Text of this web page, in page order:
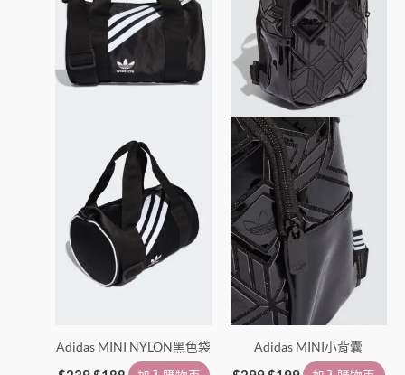
Adidas MINI NYLON黑色袋
Adidas MINI小背囊